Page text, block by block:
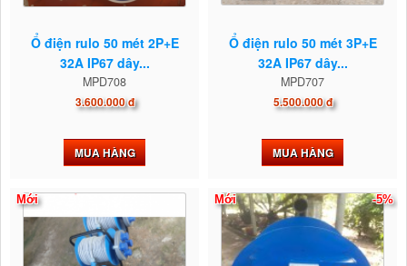
Ổ điện rulo 50 mét 2P+E
32A IP67 dây...
MPD708
3.600.000 đ
MUA HÀNG
Ổ điện rulo 50 mét 3P+E
32A IP67 dây...
MPD707
5.500.000 đ
MUA HÀNG
Mới Mới -5%